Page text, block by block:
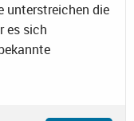
unterstreichen die
es sich